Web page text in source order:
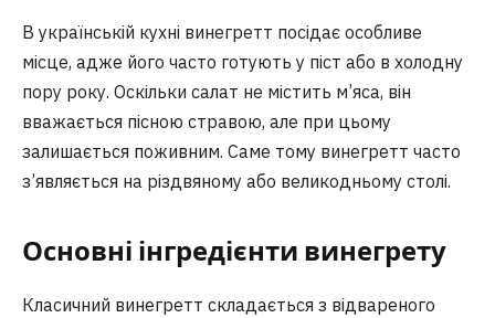
В українській кухні винегретт посідає особливе
місце, адже його часто готують у піст або в холодну
пору року. Оскільки салат не містить м’яса, він
вважається пісною стравою, але при цьому
залишається поживним. Саме тому винегретт часто
з’являється на різдвяному або великодньому столі.
Основні інгредієнти винегрету
Класичний винегретт складається з відвареного